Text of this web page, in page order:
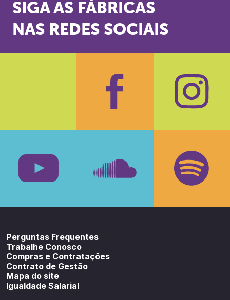
SIGA AS FÁBRICAS
NAS REDES SOCIAIS
Facebook
Perguntas Frequentes
Trabalhe Conosco
Compras e Contratações
Contrato de Gestão
Mapa do site
Igualdade Salarial